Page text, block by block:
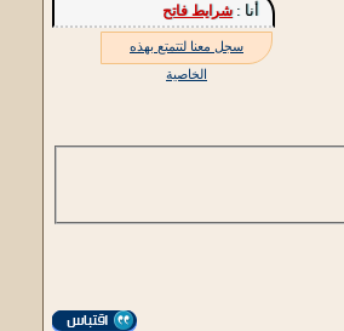
أنا :شرايط فاتح
سجل معنا لتتمتع بهذه
الخاصية